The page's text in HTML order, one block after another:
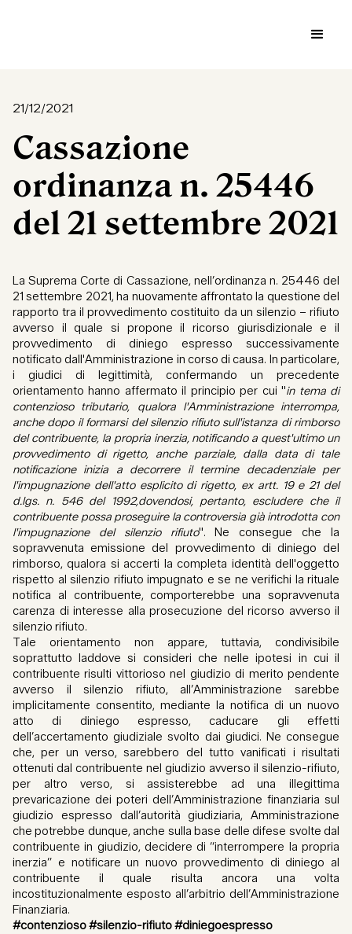
21/12/2021
Cassazione
ordinanza n. 25446
del 21 settembre 2021
La Suprema Corte di Cassazione, nell’ordinanza n. 25446 del
21 settembre 2021, ha nuovamente affrontato la questione del
rapporto tra il provvedimento costituito da un silenzio – rifiuto
avverso il quale si propone il ricorso giurisdizionale e il
provvedimento di diniego espresso successivamente
notificato dall'Amministrazione in corso di causa. In particolare,
i giudici di legittimità, confermando un precedente
orientamento hanno affermato il principio per cui "in tema di
contenzioso tributario, qualora l'Amministrazione interrompa,
anche dopo il formarsi del silenzio rifiuto sull'istanza di rimborso
del contribuente, la propria inerzia, notificando a quest'ultimo un
provvedimento di rigetto, anche parziale, dalla data di tale
notificazione inizia a decorrere il termine decadenziale per
l'impugnazione dell'atto esplicito di rigetto, ex artt. 19 e 21 del
d.lgs. n. 546 del 1992,dovendosi, pertanto, escludere che il
contribuente possa proseguire la controversia già introdotta con
l'impugnazione del silenzio rifiuto". Ne consegue che la
sopravvenuta emissione del provvedimento di diniego del
rimborso, qualora si accerti la completa identità dell'oggetto
rispetto al silenzio rifiuto impugnato e se ne verifichi la rituale
notifica al contribuente, comporterebbe una sopravvenuta
carenza di interesse alla prosecuzione del ricorso avverso il
silenzio rifiuto.
Tale orientamento non appare, tuttavia, condivisibile
soprattutto laddove si consideri che nelle ipotesi in cui il
contribuente risulti vittorioso nel giudizio di merito pendente
avverso il silenzio rifiuto, all’Amministrazione sarebbe
implicitamente consentito, mediante la notifica di un nuovo
atto di diniego espresso, caducare gli effetti
dell’accertamento giudiziale svolto dai giudici. Ne consegue
che, per un verso, sarebbero del tutto vanificati i risultati
ottenuti dal contribuente nel giudizio avverso il silenzio-rifiuto,
per altro verso, si assisterebbe ad una illegittima
prevaricazione dei poteri dell’Amministrazione finanziaria sul
giudizio espresso dall’autorità giudiziaria, Amministrazione
che potrebbe dunque, anche sulla base delle difese svolte dal
contribuente in giudizio, decidere di “interrompere la propria
inerzia” e notificare un nuovo provvedimento di diniego al
contribuente il quale risulta ancora una volta
incostituzionalmente esposto all’arbitrio dell’Amministrazione
Finanziaria.
#contenzioso #silenzio-rifiuto #diniegoespresso